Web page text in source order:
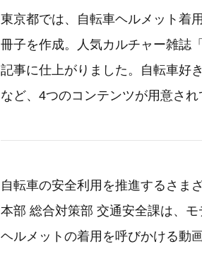
東京都では、自転車ヘルメット着
冊子を作成。人気カルチャー雑誌
記事に仕上がりました。自転車好
など、4つのコンテンツが用意され
自転車の安全利用を推進するさま
本部 総合対策部 交通安全課は、
ヘルメットの着用を呼びかける動